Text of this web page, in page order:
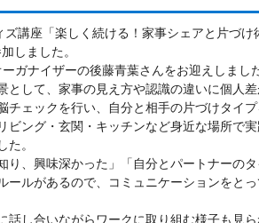
講座「楽しく続ける！家事シェアと片づ
しました。
ガナイザーの後藤青葉さんをお迎えしまし
として、家事の見え方や認識の違いに個人
チェックを行い、自分と相手の片づけタイ
ビング・玄関・キッチンなど身近な場所で
た。
り、興味深かった」「自分とパートナーの
ールがあるので、コミュニケーションをと
話し合いながらワークに取り組む様子も見